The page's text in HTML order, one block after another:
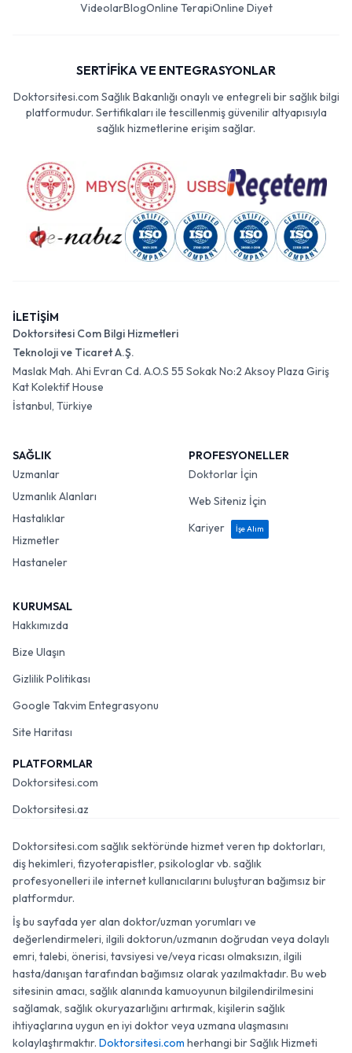
VideolarBlogOnline TerapiOnline Diyet
SERTİFİKA VE ENTEGRASYONLAR
Doktorsitesi.com Sağlık Bakanlığı onaylı ve entegreli bir sağlık bilgi
platformudur. Sertifikaları ile tescillenmiş güvenilir altyapısıyla
sağlık hizmetlerine erişim sağlar.
İLETİŞİM
Doktorsitesi Com Bilgi Hizmetleri
Teknoloji ve Ticaret A.Ş.
Maslak Mah. Ahi Evran Cd. A.O.S 55 Sokak No:2 Aksoy Plaza Giriş
Kat Kolektif House
İstanbul, Türkiye
SAĞLIK
Uzmanlar
Uzmanlık Alanları
Hastalıklar
Hizmetler
Hastaneler
PROFESYONELLER
Doktorlar İçin
Web Siteniz İçin
Kariyer
İşe Alım
KURUMSAL
Hakkımızda
Bize Ulaşın
Gizlilik Politikası
Google Takvim Entegrasyonu
Site Haritası
PLATFORMLAR
Doktorsitesi.com
Doktorsitesi.az
Doktorsitesi.com sağlık sektöründe hizmet veren tıp doktorları,
diş hekimleri, fizyoterapistler, psikologlar vb. sağlık
profesyonelleri ile internet kullanıcılarını buluşturan bağımsız bir
platformdur.
İş bu sayfada yer alan doktor/uzman yorumları ve
değerlendirmeleri, ilgili doktorun/uzmanın doğrudan veya dolaylı
emri, talebi, önerisi, tavsiyesi ve/veya ricası olmaksızın, ilgili
hasta/danışan tarafından bağımsız olarak yazılmaktadır. Bu web
sitesinin amacı, sağlık alanında kamuoyunun bilgilendirilmesini
sağlamak, sağlık okuryazarlığını artırmak, kişilerin sağlık
ihtiyaçlarına uygun en iyi doktor veya uzmana ulaşmasını
kolaylaştırmaktır. Doktorsitesi.com herhangi bir Sağlık Hizmeti